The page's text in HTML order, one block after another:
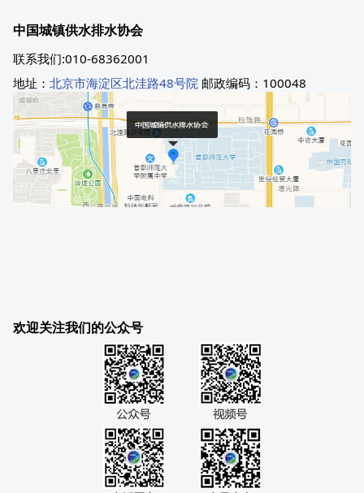
中国城镇供水排水协会
联系我们:010-68362001
地址： 北京市海淀区北洼路48号院 邮政编码：100048
欢迎关注我们的公众号